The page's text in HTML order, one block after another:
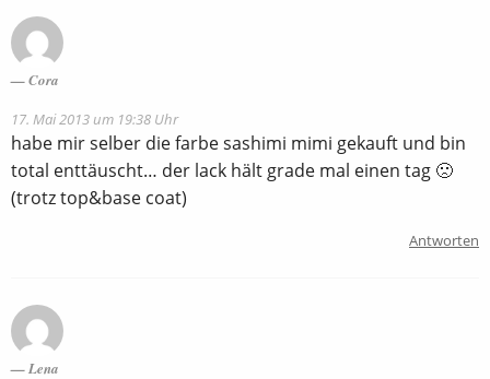
Cora
17. Mai 2013 um 19:38 Uhr
habe mir selber die farbe sashimi mimi gekauft und bin
total enttäuscht… der lack hält grade mal einen tag 🙁
(trotz top&base coat)
Antworten
Lena